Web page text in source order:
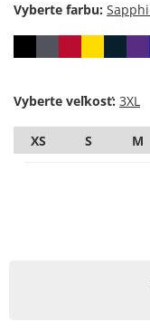
Vyberte farbu:
Vyberte veľkosť:
XS S M